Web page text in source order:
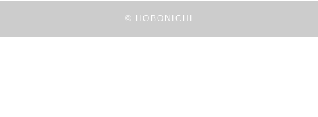
© HOBONICHI